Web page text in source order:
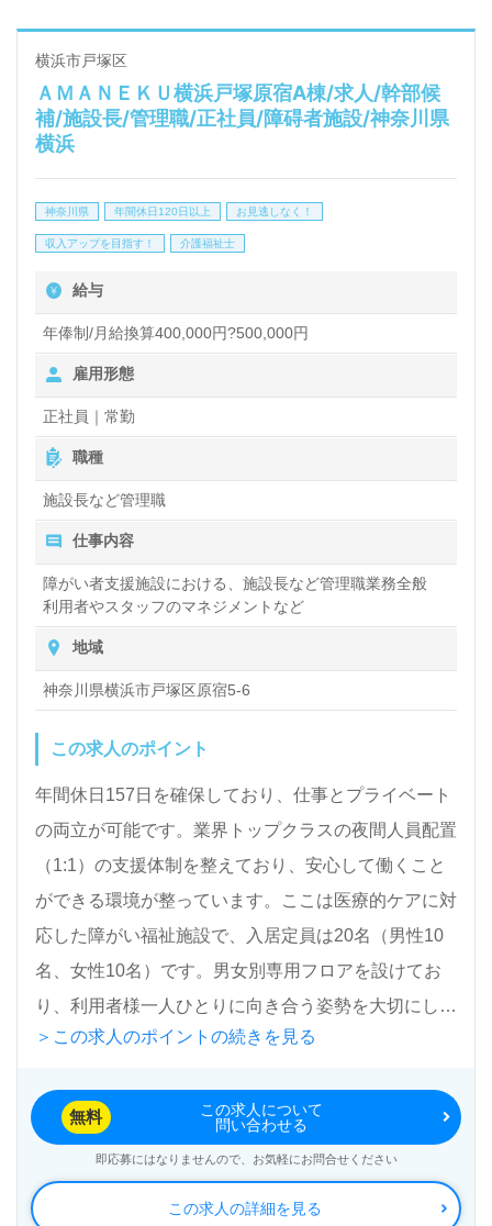
プが可能です。また、職場環境は風通しが良く、先輩
社員からのサポートが受けられるため、新しい環境で
もスムーズに馴染むことができます。
れる方にも最適な機会が提供されており、これまでの
経験を活かしながら新たな挑戦ができます。求人情報
多様な働き方が可能なこの職場で、やりがいを感じな
がらキャリアを築いていきませんか。
横浜市戸塚区
ＡＭＡＮＥＫＵ横浜戸塚原宿A棟/求人/幹部候
補/施設長/管理職/正社員/障碍者施設/神奈川県
横浜
神奈川県 年間休日120日以上 お見逃しなく！
収入アップを目指す！ 介護福祉士
給与
年俸制/月給換算400,000円?500,000円
雇用形態
正社員｜常勤
職種
施設長など管理職
仕事内容
障がい者支援施設における、施設長など管理職業務全般
利用者やスタッフのマネジメントなど
地域
神奈川県横浜市戸塚区原宿5-6
この求人のポイント
年間休日157日を確保しており、仕事とプライベート
の両立が可能です。業界トップクラスの夜間人員配置
（1:1）の支援体制を整えており、安心して働くこと
ができる環境が整っています。ここは医療的ケアに対
応した障がい福祉施設で、入居定員は20名（男性10
名、女性10名）です。男女別専用フロアを設けてお
り、利用者様一人ひとりに向き合う姿勢を大切にして
います。
この求人は、国家資格である介護福祉士をお持ちの方
を対象にしており、障がい福祉施設での勤務経験は不
問です。看護助手や介護職としての経験を活かしつ
つ、管理職へのステップアップを目指す方を歓迎しま
＞この求人のポイントの続きを見る
この求人の詳細を見る
無料
この求人について
問い合わせる
即応募にはなりませんので、お気軽にお問合せください